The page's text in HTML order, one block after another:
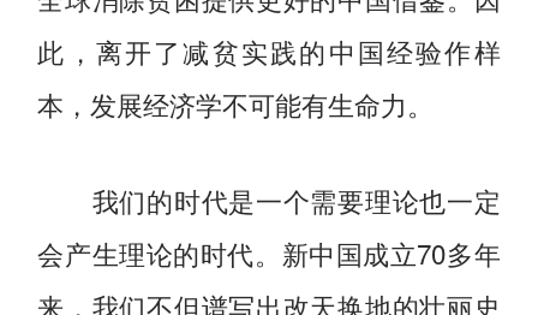
此，离开了减贫实践的中国经验作样
本，发展经济学不可能有生命力。
我们的时代是一个需要理论也一定
会产生理论的时代。新中国成立70多年
来，我们不但谱写出改天换地的壮丽史